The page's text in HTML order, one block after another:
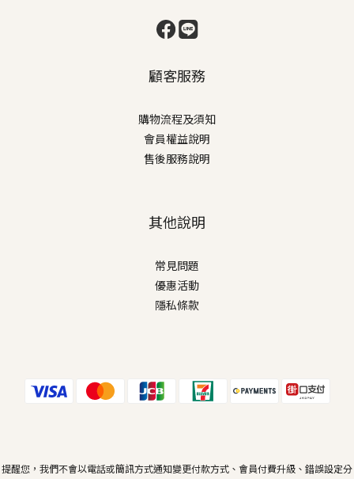
顧客服務
購物流程及須知
會員權益說明
售後服務說明
其他說明
常見問題
優惠活動
隱私條款
提醒您，我們不會以電話或簡訊方式通知變更付款方式、會員付費升級、錯誤設定分